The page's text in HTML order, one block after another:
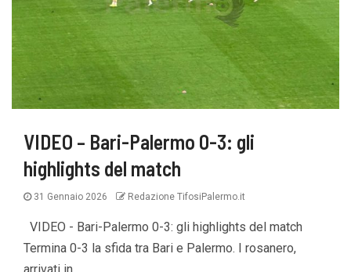
VIDEO – Bari-Palermo 0-3: gli
highlights del match
31 Gennaio 2026 Redazione TifosiPalermo.it
VIDEO - Bari-Palermo 0-3: gli highlights del match
Termina 0-3 la sfida tra Bari e Palermo. I rosanero,